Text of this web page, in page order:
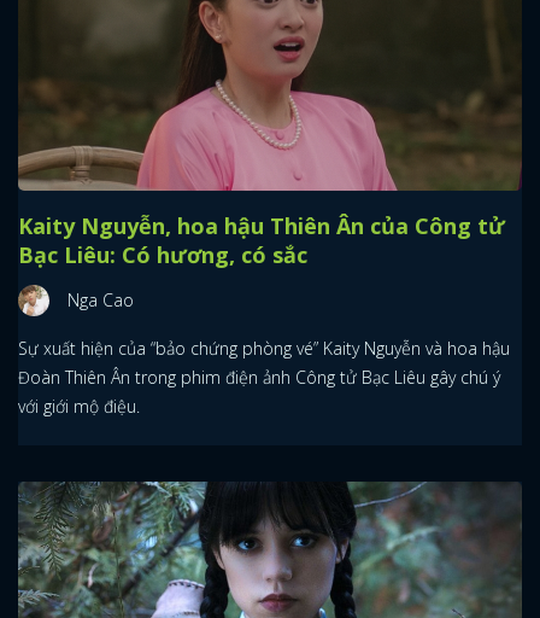
Kaity Nguyễn, hoa hậu Thiên Ân của Công tử
Bạc Liêu: Có hương, có sắc
Nga Cao
Sự xuất hiện của “bảo chứng phòng vé” Kaity Nguyễn và hoa hậu
Đoàn Thiên Ân trong phim điện ảnh Công tử Bạc Liêu gây chú ý
với giới mộ điệu.